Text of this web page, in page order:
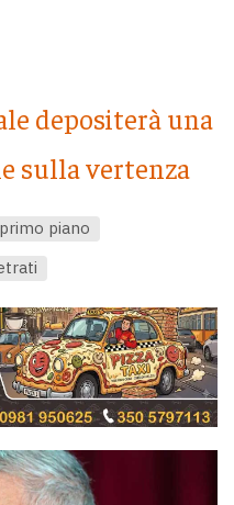
depositerà una
sulla vertenza
primo piano